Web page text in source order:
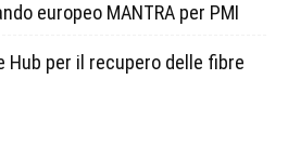
europeo MANTRA per PMI
Hub per il recupero delle fibre